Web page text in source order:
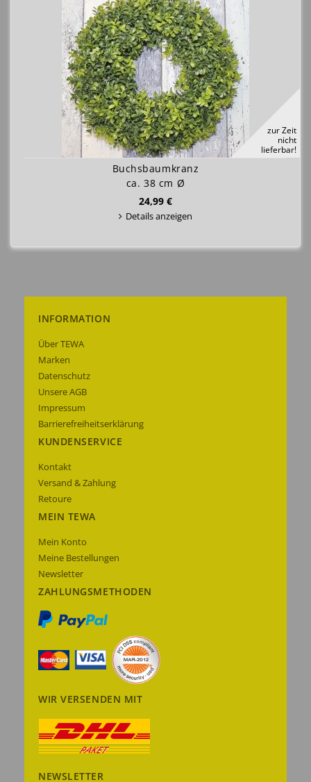
zur Zeit
nicht
lieferbar!
Buchsbaumkranz
ca. 38 cm Ø
24,99 €
Details anzeigen
INFORMATION
Über TEWA
Marken
Datenschutz
Unsere AGB
Impressum
Barrierefreiheitserklärung
KUNDENSERVICE
Kontakt
Versand & Zahlung
Retoure
MEIN TEWA
Mein Konto
Meine Bestellungen
Newsletter
ZAHLUNGSMETHODEN
WIR VERSENDEN MIT
NEWSLETTER